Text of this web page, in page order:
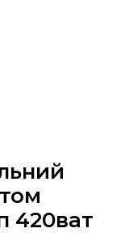
420ват